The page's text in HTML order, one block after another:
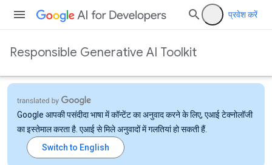
प्रवेश करें
Responsible Generative AI Toolkit
Google आपकी पसंदीदा भाषा में कॉन्टेंट का अनुवाद करने के लिए, एआई टेक्नोलॉजी
का इस्तेमाल करता है. एआई से मिले अनुवादों में गलतियां हो सकती हैं.